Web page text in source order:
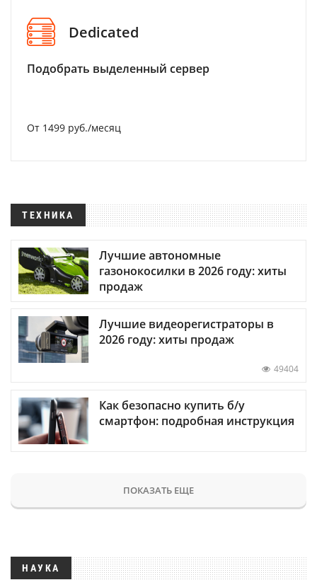
Dedicated
Подобрать выделенный сервер
От 1499 руб./месяц
ТЕХНИКА
Лучшие автономные
газонокосилки в 2026 году: хиты
продаж
Лучшие видеорегистраторы в
2026 году: хиты продаж
49404
Как безопасно купить б/у
смартфон: подробная инструкция
ПОКАЗАТЬ ЕЩЕ
НАУКА